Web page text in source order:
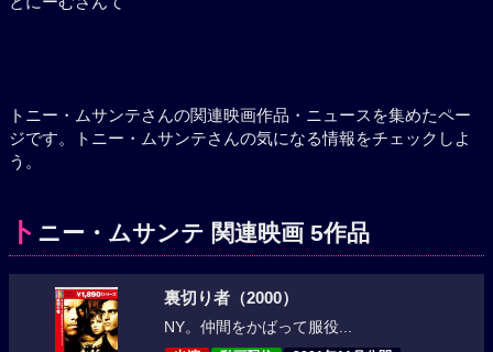
トニー・ムサンテさんの関連映画作品・ニュースを集めたペー
ジです。トニー・ムサンテさんの気になる情報をチェックしよ
う。
ト ニー・ムサンテ 関連映画 5作品
裏切り者（2000）
NY。仲間をかばって服役...